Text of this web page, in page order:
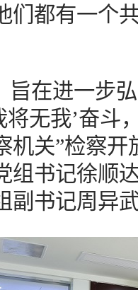
们都有一个
在进一步弘
将无我’奋
机关”检察
组书记徐顺
副书记周异